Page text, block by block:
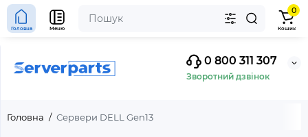
0 800 311 307
Зворотний дзвінок
Головна Меню
0
Кошик
Головна Сервери DELL Gen13